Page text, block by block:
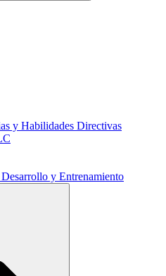
y Habilidades Directivas
y Entrenamiento